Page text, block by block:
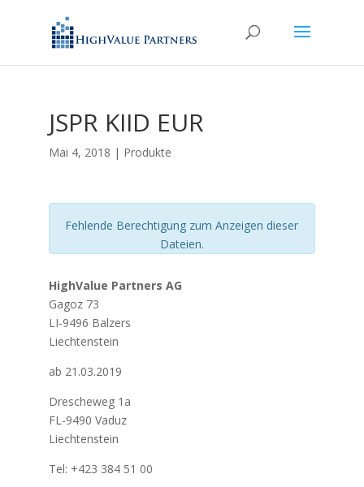
JSPR KIID EUR
Mai 4, 2018 | Produkte
Fehlende Berechtigung zum Anzeigen dieser
Dateien.
HighValue Partners AG
Gagoz 73
LI-9496 Balzers
Liechtenstein
ab 21.03.2019
Drescheweg 1a
FL-9490 Vaduz
Liechtenstein
Tel: +423 384 51 00